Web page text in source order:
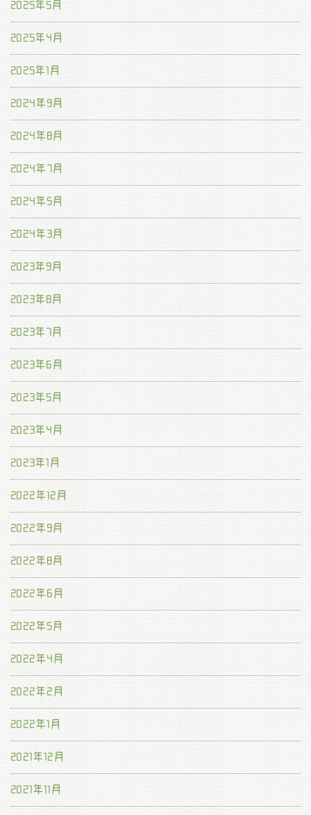
2025年5月
2025年4月
2025年1月
2024年9月
2024年8月
2024年7月
2024年5月
2024年3月
2023年9月
2023年8月
2023年7月
2023年6月
2023年5月
2023年4月
2023年1月
2022年12月
2022年9月
2022年8月
2022年6月
2022年5月
2022年4月
2022年2月
2022年1月
2021年12月
2021年11月